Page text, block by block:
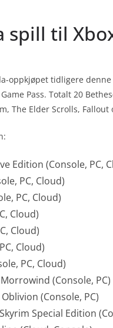
spill til
oppkjøpet tidligere
Pass. Totalt 20
The Elder Scrolls, Fallout
Edition (Console, PC,
PC, Cloud)
PC, Cloud)
Cloud)
Cloud)
Cloud)
PC, Cloud)
(Console, PC)
(Console, PC)
Special Edition